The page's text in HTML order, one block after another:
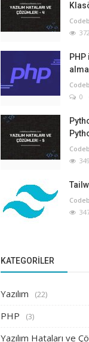
alma
0
KATEGORILER
Yazılım (22)
PHP (3)
Yazılım Hataları ve